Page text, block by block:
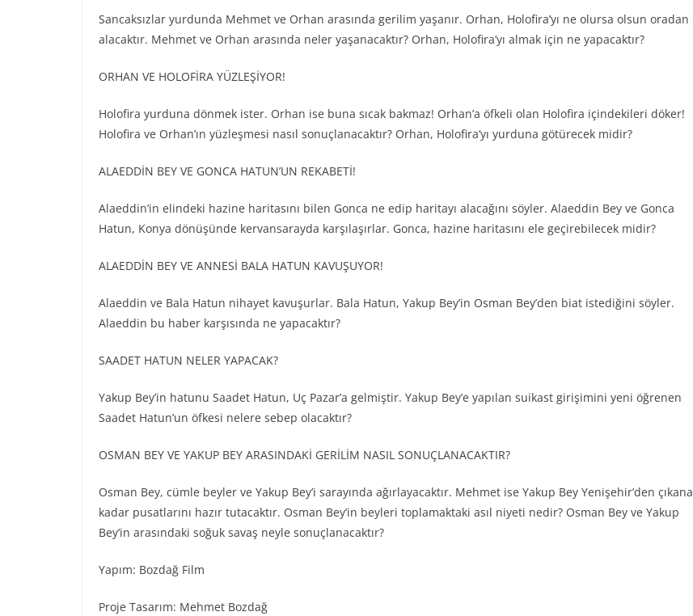
Sancaksızlar yurdunda Mehmet ve Orhan arasında gerilim yaşanır. Orhan, Holofira’yı ne olursa olsun oradan
alacaktır. Mehmet ve Orhan arasında neler yaşanacaktır? Orhan, Holofira’yı almak için ne yapacaktır?
ORHAN VE HOLOFİRA YÜZLEŞİYOR!
Holofira yurduna dönmek ister. Orhan ise buna sıcak bakmaz! Orhan’a öfkeli olan Holofira içindekileri döker!
Holofira ve Orhan’ın yüzleşmesi nasıl sonuçlanacaktır? Orhan, Holofira’yı yurduna götürecek midir?
ALAEDDİN BEY VE GONCA HATUN’UN REKABETİ!
Alaeddin’in elindeki hazine haritasını bilen Gonca ne edip haritayı alacağını söyler. Alaeddin Bey ve Gonca
Hatun, Konya dönüşünde kervansarayda karşılaşırlar. Gonca, hazine haritasını ele geçirebilecek midir?
ALAEDDİN BEY VE ANNESİ BALA HATUN KAVUŞUYOR!
Alaeddin ve Bala Hatun nihayet kavuşurlar. Bala Hatun, Yakup Bey’in Osman Bey’den biat istediğini söyler.
Alaeddin bu haber karşısında ne yapacaktır?
SAADET HATUN NELER YAPACAK?
Yakup Bey’in hatunu Saadet Hatun, Uç Pazar’a gelmiştir. Yakup Bey’e yapılan suikast girişimini yeni öğrenen
Saadet Hatun’un öfkesi nelere sebep olacaktır?
OSMAN BEY VE YAKUP BEY ARASINDAKİ GERİLİM NASIL SONUÇLANACAKTIR?
Osman Bey, cümle beyler ve Yakup Bey’i sarayında ağırlayacaktır. Mehmet ise Yakup Bey Yenişehir’den çıkana
kadar pusatlarını hazır tutacaktır. Osman Bey’in beyleri toplamaktaki asıl niyeti nedir? Osman Bey ve Yakup
Bey’in arasındaki soğuk savaş neyle sonuçlanacaktır?
Yapım: Bozdağ Fi̇lm
Proje Tasarım: Mehmet Bozdağ